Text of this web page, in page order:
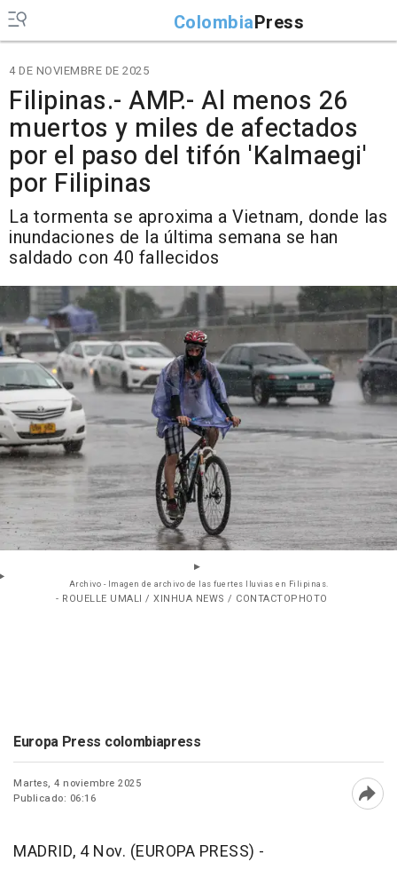
ColombiaPress
4 DE NOVIEMBRE DE 2025
Filipinas.- AMP.- Al menos 26
muertos y miles de afectados
por el paso del tifón 'Kalmaegi'
por Filipinas
La tormenta se aproxima a Vietnam, donde las
inundaciones de la última semana se han
saldado con 40 fallecidos
Archivo - Imagen de archivo de las fuertes lluvias en Filipinas.
- ROUELLE UMALI / XINHUA NEWS / CONTACTOPHOTO
Europa Press colombiapress
Martes, 4 noviembre 2025
Publicado: 06:16
MADRID, 4 Nov. (EUROPA PRESS) -